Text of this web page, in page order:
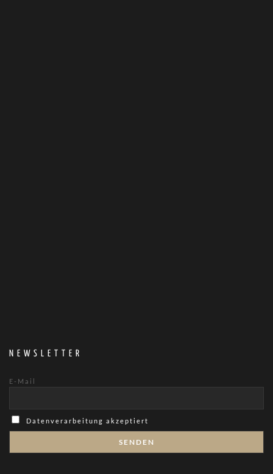
NEWSLETTER
E-Mail
Datenverarbeitung akzeptiert